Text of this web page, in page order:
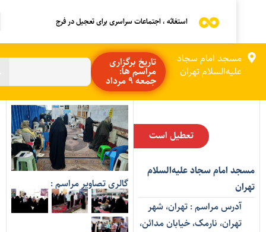
استغاثه ، اجتماعات سراسری برای تعجیل در فرج
مسجد امام سجاد
علیه‌السلام تهران
تاریخ برگزاری
مراسم ها:
جمعه 9 مرداد
تعطیل است
امام سجاد علیه‌السلام
آدرس مراسم : تهران، شهر
تهران، نارمک، خیابان مدائن،
گالری تصاویر مراسم :